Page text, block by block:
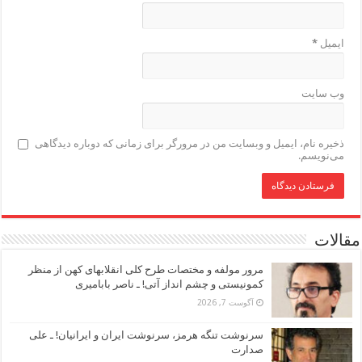
ایمیل*
وب‌ سایت
ذخیره نام، ایمیل و وبسایت من در مرورگر برای زمانی که دوباره دیدگاهی
می‌نویسم.
مقالات
مرور مولفه و مختصات طرح کلی انقلابهای کهن از منظر
کمونیستی و چشم انداز آتی! ـ ناصر بابامیری
آگوست 7, 2026
سرنوشت تنگه هرمز، سرنوشت ایران و ایرانیان! ـ علی
صدارت